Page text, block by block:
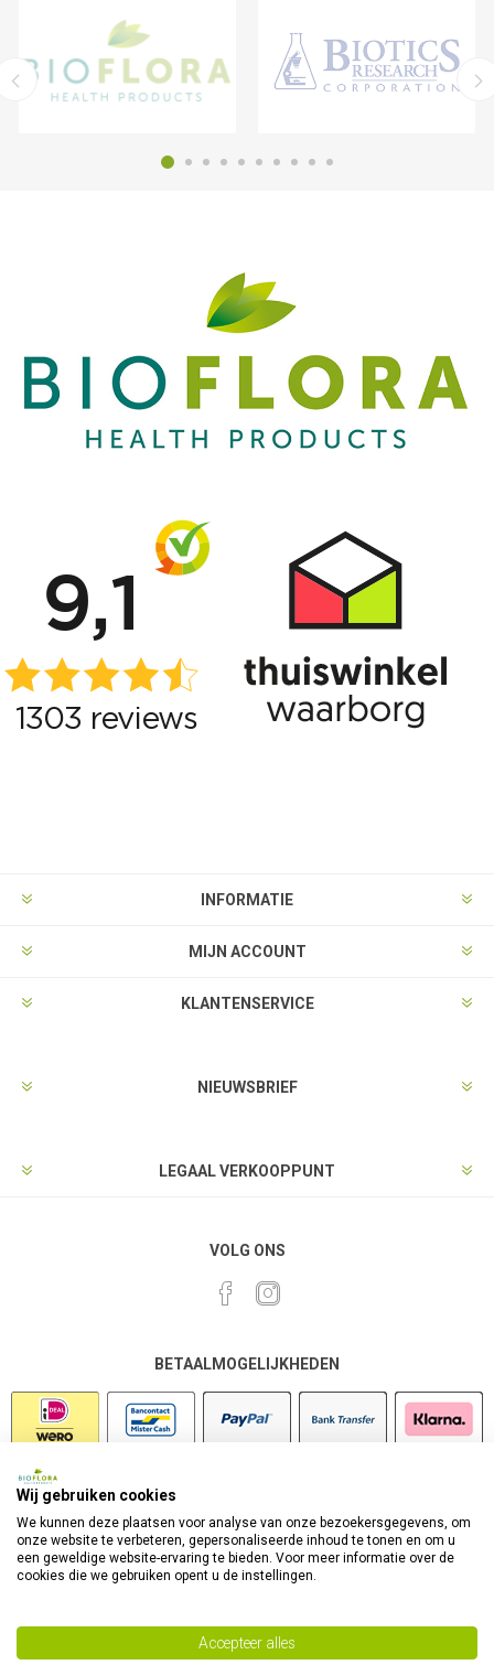
INFORMATIE
MIJN ACCOUNT
KLANTENSERVICE
NIEUWSBRIEF
LEGAAL VERKOOPPUNT
VOLG ONS
BETAALMOGELIJKHEDEN
Wij gebruiken cookies
We kunnen deze plaatsen voor analyse van onze bezoekersgegevens, om
onze website te verbeteren, gepersonaliseerde inhoud te tonen en om u
een geweldige website-ervaring te bieden. Voor meer informatie over de
cookies die we gebruiken opent u de instellingen.
Accepteer alles